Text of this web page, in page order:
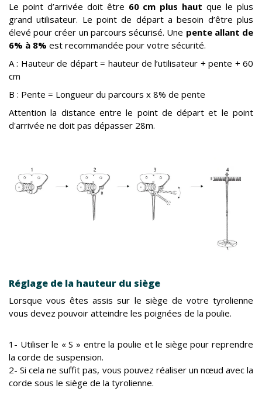
Le point d’arrivée doit être 60 cm plus haut que le plus
grand utilisateur. Le point de départ a besoin d’être plus
élevé pour créer un parcours sécurisé. Une pente allant de
6% à 8% est recommandée pour votre sécurité.
A : Hauteur de départ = hauteur de l’utilisateur + pente + 60
cm
B : Pente = Longueur du parcours x 8% de pente
Attention la distance entre le point de départ et le point
d'arrivée ne doit pas dépasser 28m.
Réglage de la hauteur du siège
Lorsque vous êtes assis sur le siège de votre tyrolienne
vous devez pouvoir atteindre les poignées de la poulie.
1- Utiliser le « S » entre la poulie et le siège pour reprendre
la corde de suspension.
2- Si cela ne suffit pas, vous pouvez réaliser un nœud avec la
corde sous le siège de la tyrolienne.